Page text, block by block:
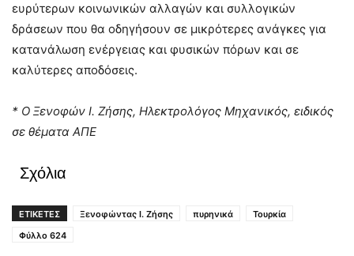
ευρύτερων κοινωνικών αλλαγών και συλλογικών
δράσεων που θα οδηγήσουν σε μικρότερες ανάγκες για
κατανάλωση ενέργειας και φυσικών πόρων και σε
καλύτερες αποδόσεις.
* Ο Ξενοφών Ι. Ζήσης, Ηλεκτρολόγος Μηχανικός, ειδικός
σε θέματα ΑΠΕ
Σχόλια
ΕΤΙΚΕΤΕΣ Ξενοφώντας Ι. Ζήσης πυρηνικά
Τουρκία
Φύλλο 624